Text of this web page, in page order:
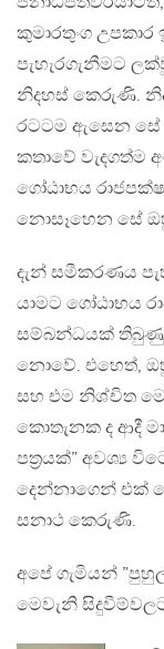
කුමාරතුංග
පැහැරගැනීමට
නිදහස් කෙරුණි.
රටටම ඇසෙන සේ
කතාවේ වැදගත්ම
ගෝඨාභය
නොසෑහෙන සේ
දැන් සමීකරණය
යාමට ගෝඨාභය
සම්බන්ධයක් තිබුණු
නොවේ. එහෙත්,
සහ එම නිශ්චිත
කොතැනක ද ආදී
පත්‍රයක්” අවශ්‍ය
දෙන්නාගෙන් එක්
සනාථ කෙරුණි.
අපේ ගැමියන්
මෙවැනි